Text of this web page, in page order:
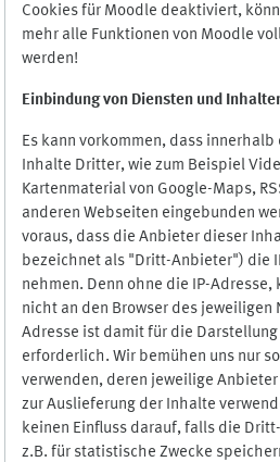
Cookies für Moodle deaktiviert,
mehr alle Funktionen von Moodle
werden!
Einbindung von Diensten und
Es kann vorkommen, dass
Inhalte Dritter, wie zum Beispiel
Kartenmaterial von Google-Maps,
anderen Webseiten eingebunden
voraus, dass die Anbieter dieser
bezeichnet als "Dritt-Anbieter") die
nehmen. Denn ohne die IP-
nicht an den Browser des jeweiligen
Adresse ist damit für die
erforderlich. Wir bemühen uns nur
verwenden, deren jeweilige
zur Auslieferung der Inhalte
keinen Einfluss darauf, falls die
z.B. für statistische Zwecke